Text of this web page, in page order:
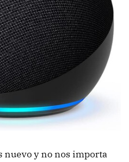
nuevo y no nos importa